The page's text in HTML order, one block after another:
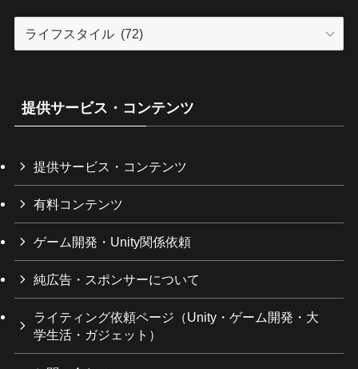
テ
ー
提供サービス・コンテンツ
提供サービス・コンテンツ
有料コンテンツ
ゲーム開発・Unity関係依頼
純広告・スポンサーについて
ライティング依頼ページ（Unity・ゲーム開発・大
学生活・ガジェット）